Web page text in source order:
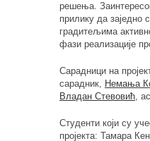
решења.
прилику да заједно
градитељима
фази реализације
Сарадници на
сарадник, Немања
Владан Стевовић,
Студенти који су
пројекта: Тамара